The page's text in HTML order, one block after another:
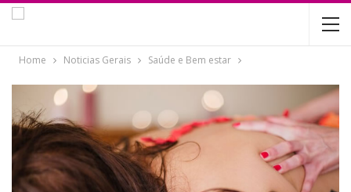
Home Noticias Gerais Saúde e Bem estar